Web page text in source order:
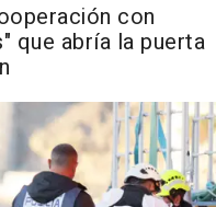
con
que abría la puerta